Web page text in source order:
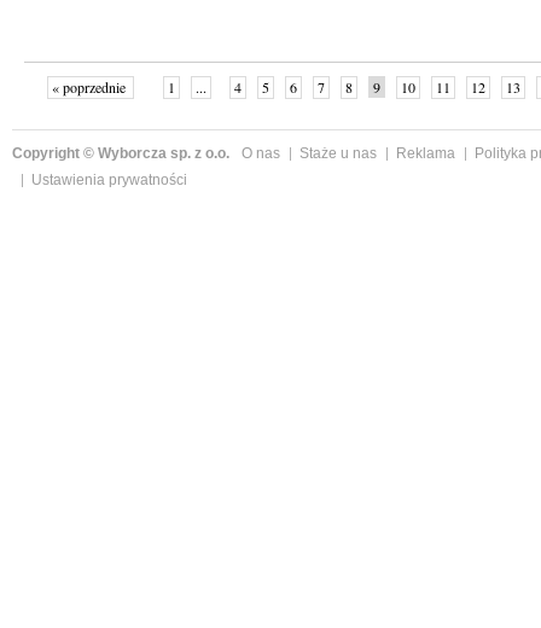
« poprzednie 1 ... 4 5 6 7 8 9 10 11 12 13
Copyright © Wyborcza sp. z o.o. O nas Staże u nas Reklama
Polityka
Ustawienia prywatności